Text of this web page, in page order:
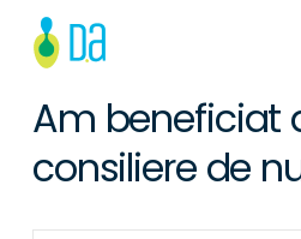
Am beneficiat
consiliere de